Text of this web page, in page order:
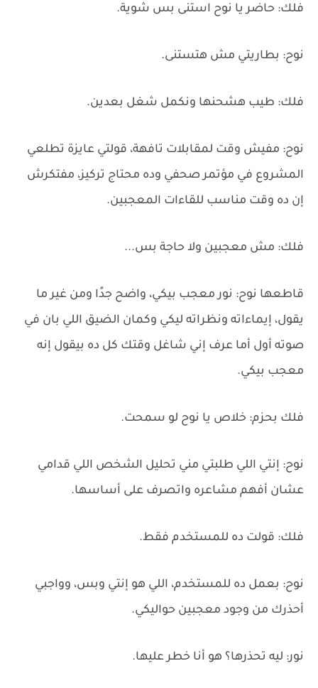
فلك: حاضر يا نوح استنى بس شوية.
نوح: بطاريتي مش هتستنى.
فلك: طيب هشحنها ونكمل شغل بعدين.
نوح: مفيش وقت لمقابلات تافهة، قولتي عايزة تطلعي
المشروع في مؤتمر صحفي وده محتاج تركيز، مفتكرش
إن ده وقت مناسب للقاءات المعجبين.
فلك: مش معجبين ولا حاجة بس...
قاطعها نوح: نور معجب بيكي، واضح جدًا ومن غير ما
يقول، إيماءاته ونظراته ليكي وكمان الضيق اللي بان في
صوته أول أما عرف إني شاغل وقتك كل ده بيقول إنه
معجب بيكي.
فلك بحزم: خلاص يا نوح لو سمحت.
نوح: إنتي اللي طلبتي مني تحليل الشخص اللي قدامي
عشان أفهم مشاعره واتصرف على أساسها.
فلك: قولت ده للمستخدم فقط.
نوح: بعمل ده للمستخدم، اللي هو إنتي وبس، وواجبي
أحذرك من وجود معجبين حواليكي.
نور: ليه تحذرها؟ هو أنا خطر عليها.